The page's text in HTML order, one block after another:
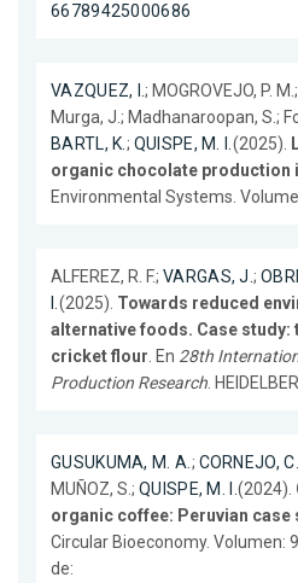
66789425000686
VAZQUEZ, I.; MOGROVEJO, P. M.;
Murga, J.; Madhanaroopan, S.;
BARTL, K.; QUISPE, M. I.(2025).
organic chocolate production
Environmental Systems.
ALFEREZ, R. F.; VARGAS, J.;
I.(2025). Towards reduced
alternative foods. Case study:
cricket flour. En 28th
Production Research.
GUSUKUMA, M. A.; CORNEJO,
MUÑOZ, S.; QUISPE, M. I.(2024).
organic coffee: Peruvian case
Circular Bioeconomy. Volumen:
de: